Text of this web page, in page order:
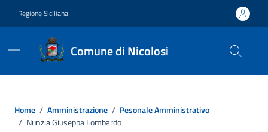
Regione Siciliana
Comune di Nicolosi
Home / Amministrazione / Pesonale Amministrativo
/ Nunzia Giuseppa Lombardo